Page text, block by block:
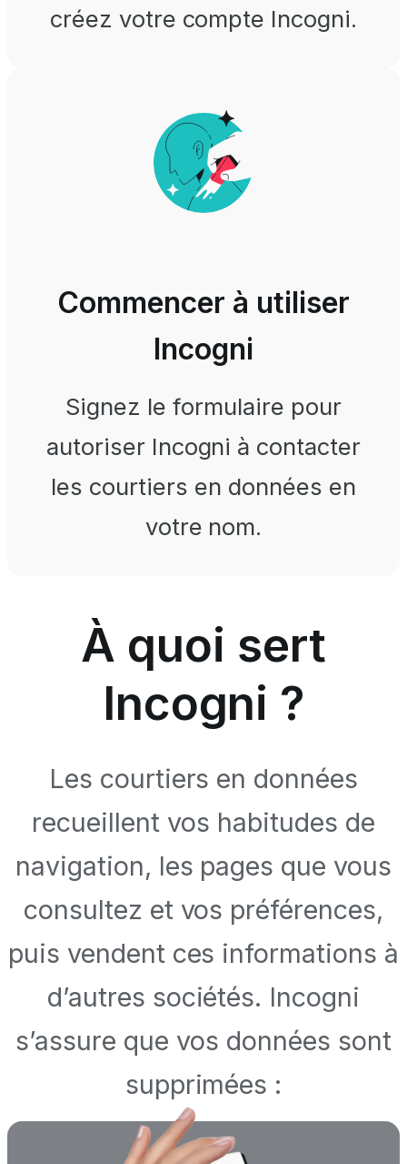
créez votre compte Incogni.
Commencer à utiliser
Incogni
Signez le formulaire pour
autoriser Incogni à contacter
les courtiers en données en
votre nom.
À quoi sert
Incogni ?
Les courtiers en données
recueillent vos habitudes de
navigation, les pages que vous
consultez et vos préférences,
puis vendent ces informations à
d’autres sociétés. Incogni
s’assure que vos données sont
supprimées :